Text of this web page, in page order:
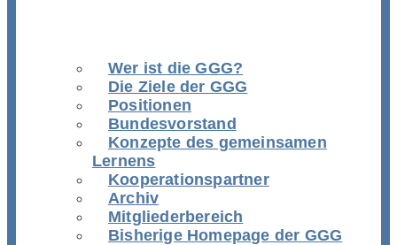
Wer ist die GGG?
Die Ziele der GGG
Positionen
Bundesvorstand
Konzepte des gemeinsamen
Lernens
Kooperationspartner
Archiv
Mitgliederbereich
Bisherige Homepage der GGG